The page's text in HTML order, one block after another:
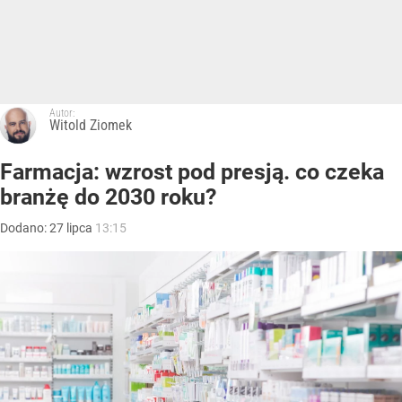
Autor:
Witold Ziomek
Farmacja: wzrost pod presją. co czeka
branżę do 2030 roku?
Dodano:27 lipca 13:15